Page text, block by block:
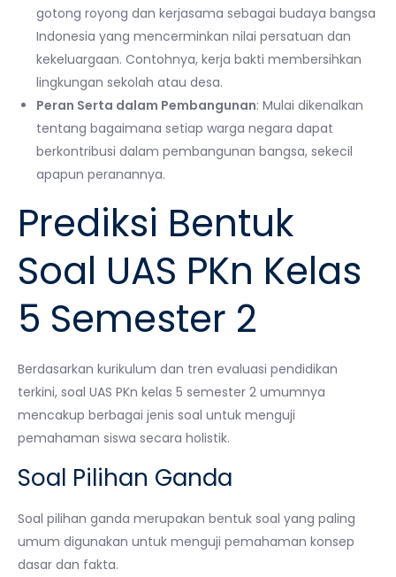
gotong royong dan kerjasama sebagai budaya bangsa
Indonesia yang mencerminkan nilai persatuan dan
kekeluargaan. Contohnya, kerja bakti membersihkan
lingkungan sekolah atau desa.
Peran Serta dalam Pembangunan: Mulai dikenalkan
tentang bagaimana setiap warga negara dapat
berkontribusi dalam pembangunan bangsa, sekecil
apapun peranannya.
Prediksi Bentuk
Soal UAS PKn Kelas
5 Semester 2
Berdasarkan kurikulum dan tren evaluasi pendidikan
terkini, soal UAS PKn kelas 5 semester 2 umumnya
mencakup berbagai jenis soal untuk menguji
pemahaman siswa secara holistik.
Soal Pilihan Ganda
Soal pilihan ganda merupakan bentuk soal yang paling
umum digunakan untuk menguji pemahaman konsep
dasar dan fakta.